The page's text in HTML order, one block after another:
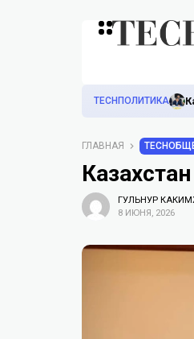
TECHПОЛИТИКА
ГЛАВНАЯ
ГУЛЬНУР
8 ИЮНЯ, 2026